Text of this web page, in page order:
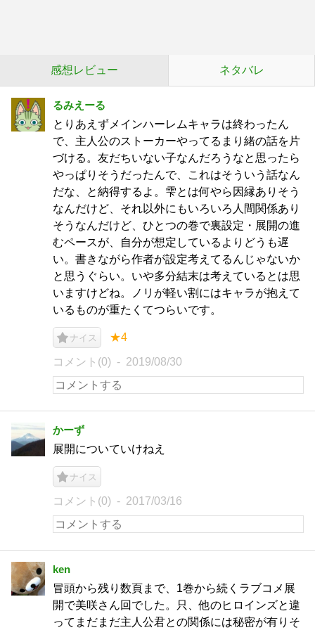
感想レビュー ネタバレ
るみえーる
とりあえずメインハーレムキャラは終わったん
で、主人公のストーカーやってるまり緒の話を片
づける。友だちいない子なんだろうなと思ったら
やっぱりそうだったんで、これはそういう話なん
だな、と納得するよ。雫とは何やら因縁ありそう
なんだけど、それ以外にもいろいろ人間関係あり
そうなんだけど、ひとつの巻で裏設定・展開の進
むペースが、自分が想定しているよりどうも遅
い。書きながら作者が設定考えてるんじゃないか
と思うぐらい。いや多分結末は考えているとは思
いますけどね。ノリが軽い割にはキャラが抱えて
いるものが重たくてつらいです。
ナイス ★4
コメント(0) 2019/08/30
かーず
展開についていけねえ
ナイス
コメント(0) 2017/03/16
ken
冒頭から残り数頁まで、1巻から続くラブコメ展
開で美咲さん回でした。只、他のヒロインズと違
ってまだまだ主人公君との関係には秘密が有りそ